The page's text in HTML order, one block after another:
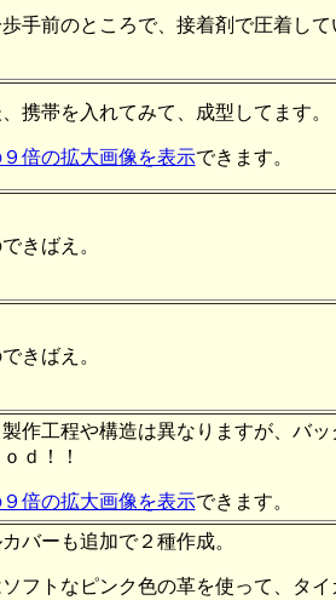
手前のところで、接着剤で圧着して
携帯を入れてみて、成型してます。
倍の拡大画像を表示できます。
きばえ。
きばえ。
作工程や構造は異なりますが、バ
ｄ！！
倍の拡大画像を表示できます。
バーも追加で２種作成。
フトなピンク色の革を使って、タイ